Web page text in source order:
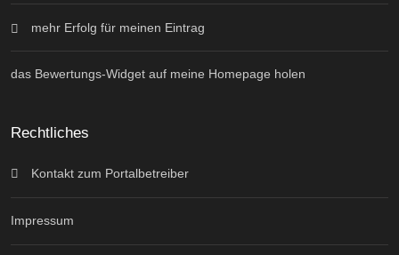
mehr Erfolg für meinen Eintrag
das Bewertungs-Widget auf meine Homepage holen
Rechtliches
Kontakt zum Portalbetreiber
Impressum